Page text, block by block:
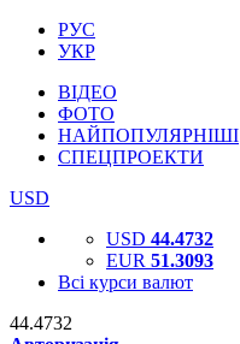
РУС
УКР
ВІДЕО
ФОТО
НАЙПОПУЛЯРНІШІ
СПЕЦПРОЕКТИ
USD
USD 44.4732
EUR 51.3093
Всі курси валют
44.4732